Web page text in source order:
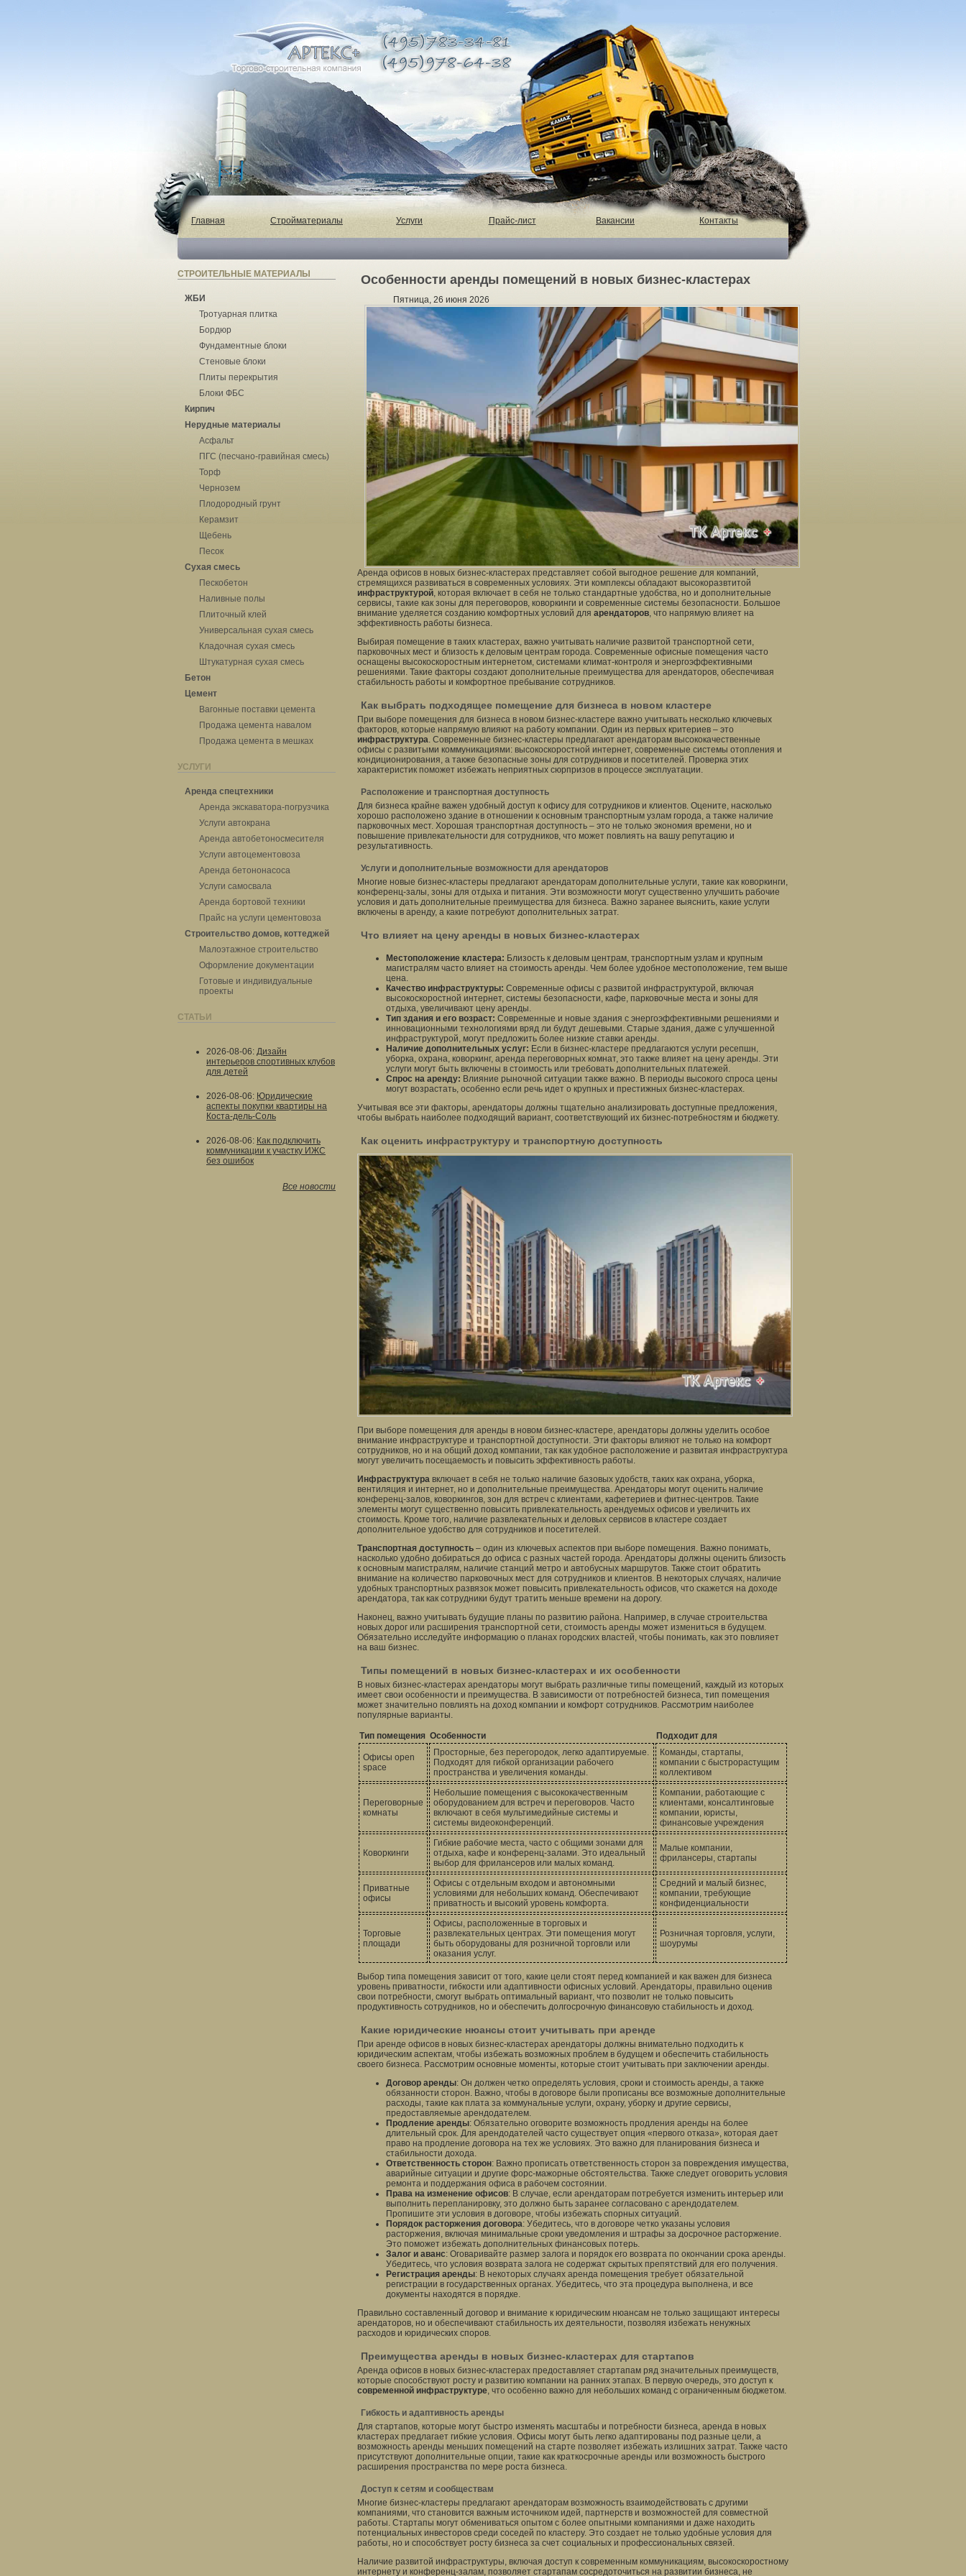
Главная Стройматериалы Услуги Прайс-лист Вакансии Контакты
СТРОИТЕЛЬНЫЕ МАТЕРИАЛЫ
ЖБИ
Тротуарная плитка
Бордюр
Фундаментные блоки
Стеновые блоки
Плиты перекрытия
Блоки ФБС
Кирпич
Нерудные материалы
Асфальт
ПГС (песчано-гравийная смесь)
Торф
Чернозем
Плодородный грунт
Керамзит
Щебень
Песок
Сухая смесь
Пескобетон
Наливные полы
Плиточный клей
Универсальная сухая смесь
Кладочная сухая смесь
Штукатурная сухая смесь
Бетон
Цемент
Вагонные поставки цемента
Продажа цемента навалом
Продажа цемента в мешках
УСЛУГИ
Аренда спецтехники
Аренда экскаватора-погрузчика
Услуги автокрана
Аренда автобетоносмесителя
Услуги автоцементовоза
Аренда бетононасоса
Услуги самосвала
Аренда бортовой техники
Прайс на услуги цементовоза
Строительство домов, коттеджей
Малоэтажное строительство
Оформление документации
Готовые и индивидуальные
проекты
СТАТЬИ
2026-08-06: Дизайн
интерьеров спортивных клубов
для детей
2026-08-06: Юридические
аспекты покупки квартиры на
Коста-дель-Соль
2026-08-06: Как подключить
коммуникации к участку ИЖС
без ошибок
Все новости
Особенности аренды помещений в новых бизнес-кластерах
Пятница, 26 июня 2026
Аренда офисов в новых бизнес-кластерах представляет собой выгодное решение для компаний,
стремящихся развиваться в современных условиях. Эти комплексы обладают высокоразвтитой
инфраструктурой, которая включает в себя не только стандартные удобства, но и дополнительные
сервисы, такие как зоны для переговоров, коворкинги и современные системы безопасности. Большое
внимание уделяется созданию комфортных условий для арендаторов, что напрямую влияет на
эффективность работы бизнеса.
Выбирая помещение в таких кластерах, важно учитывать наличие развитой транспортной сети,
парковочных мест и близость к деловым центрам города. Современные офисные помещения часто
оснащены высокоскоростным интернетом, системами климат-контроля и энергоэффективными
решениями. Такие факторы создают дополнительные преимущества для арендаторов, обеспечивая
стабильность работы и комфортное пребывание сотрудников.
Как выбрать подходящее помещение для бизнеса в новом кластере
При выборе помещения для бизнеса в новом бизнес-кластере важно учитывать несколько ключевых
факторов, которые напрямую влияют на работу компании. Один из первых критериев – это
инфраструктура. Современные бизнес-кластеры предлагают арендаторам высококачественные
офисы с развитыми коммуникациями: высокоскоростной интернет, современные системы отопления и
кондиционирования, а также безопасные зоны для сотрудников и посетителей. Проверка этих
характеристик поможет избежать неприятных сюрпризов в процессе эксплуатации.
Расположение и транспортная доступность
Для бизнеса крайне важен удобный доступ к офису для сотрудников и клиентов. Оцените, насколько
хорошо расположено здание в отношении к основным транспортным узлам города, а также наличие
парковочных мест. Хорошая транспортная доступность – это не только экономия времени, но и
повышение привлекательности для сотрудников, что может повлиять на вашу репутацию и
результативность.
Услуги и дополнительные возможности для арендаторов
Многие новые бизнес-кластеры предлагают арендаторам дополнительные услуги, такие как коворкинги,
конференц-залы, зоны для отдыха и питания. Эти возможности могут существенно улучшить рабочие
условия и дать дополнительные преимущества для бизнеса. Важно заранее выяснить, какие услуги
включены в аренду, а какие потребуют дополнительных затрат.
Что влияет на цену аренды в новых бизнес-кластерах
Местоположение кластера: Близость к деловым центрам, транспортным узлам и крупным
магистралям часто влияет на стоимость аренды. Чем более удобное местоположение, тем выше
цена.
Качество инфраструктуры: Современные офисы с развитой инфраструктурой, включая
высокоскоростной интернет, системы безопасности, кафе, парковочные места и зоны для
отдыха, увеличивают цену аренды.
Тип здания и его возраст: Современные и новые здания с энергоэффективными решениями и
инновационными технологиями вряд ли будут дешевыми. Старые здания, даже с улучшенной
инфраструктурой, могут предложить более низкие ставки аренды.
Наличие дополнительных услуг: Если в бизнес-кластере предлагаются услуги ресепшн,
уборка, охрана, коворкинг, аренда переговорных комнат, это также влияет на цену аренды. Эти
услуги могут быть включены в стоимость или требовать дополнительных платежей.
Спрос на аренду: Влияние рыночной ситуации также важно. В периоды высокого спроса цены
могут возрастать, особенно если речь идет о крупных и престижных бизнес-кластерах.
Учитывая все эти факторы, арендаторы должны тщательно анализировать доступные предложения,
чтобы выбрать наиболее подходящий вариант, соответствующий их бизнес-потребностям и бюджету.
Как оценить инфраструктуру и транспортную доступность
При выборе помещения для аренды в новом бизнес-кластере, арендаторы должны уделить особое
внимание инфраструктуре и транспортной доступности. Эти факторы влияют не только на комфорт
сотрудников, но и на общий доход компании, так как удобное расположение и развитая инфраструктура
могут увеличить посещаемость и повысить эффективность работы.
Инфраструктура включает в себя не только наличие базовых удобств, таких как охрана, уборка,
вентиляция и интернет, но и дополнительные преимущества. Арендаторы могут оценить наличие
конференц-залов, коворкингов, зон для встреч с клиентами, кафетериев и фитнес-центров. Такие
элементы могут существенно повысить привлекательность арендуемых офисов и увеличить их
стоимость. Кроме того, наличие развлекательных и деловых сервисов в кластере создает
дополнительное удобство для сотрудников и посетителей.
Транспортная доступность – один из ключевых аспектов при выборе помещения. Важно понимать,
насколько удобно добираться до офиса с разных частей города. Арендаторы должны оценить близость
к основным магистралям, наличие станций метро и автобусных маршрутов. Также стоит обратить
внимание на количество парковочных мест для сотрудников и клиентов. В некоторых случаях, наличие
удобных транспортных развязок может повысить привлекательность офисов, что скажется на доходе
арендатора, так как сотрудники будут тратить меньше времени на дорогу.
Наконец, важно учитывать будущие планы по развитию района. Например, в случае строительства
новых дорог или расширения транспортной сети, стоимость аренды может измениться в будущем.
Обязательно исследуйте информацию о планах городских властей, чтобы понимать, как это повлияет
на ваш бизнес.
Типы помещений в новых бизнес-кластерах и их особенности
В новых бизнес-кластерах арендаторы могут выбрать различные типы помещений, каждый из которых
имеет свои особенности и преимущества. В зависимости от потребностей бизнеса, тип помещения
может значительно повлиять на доход компании и комфорт сотрудников. Рассмотрим наиболее
популярные варианты.
Тип помещения Особенности Подходит для
Офисы open
space
Просторные, без перегородок, легко адаптируемые.
Подходят для гибкой организации рабочего
пространства и увеличения команды.
Команды, стартапы,
компании с быстрорастущим
коллективом
Переговорные
комнаты
Небольшие помещения с высококачественным
оборудованием для встреч и переговоров. Часто
включают в себя мультимедийные системы и
системы видеоконференций.
Компании, работающие с
клиентами, консалтинговые
компании, юристы,
финансовые учреждения
Коворкинги
Гибкие рабочие места, часто с общими зонами для
отдыха, кафе и конференц-залами. Это идеальный
выбор для фрилансеров или малых команд.
Малые компании,
фрилансеры, стартапы
Приватные
офисы
Офисы с отдельным входом и автономными
условиями для небольших команд. Обеспечивают
приватность и высокий уровень комфорта.
Средний и малый бизнес,
компании, требующие
конфиденциальности
Торговые
площади
Офисы, расположенные в торговых и
развлекательных центрах. Эти помещения могут
быть оборудованы для розничной торговли или
оказания услуг.
Розничная торговля, услуги,
шоурумы
Выбор типа помещения зависит от того, какие цели стоят перед компанией и как важен для бизнеса
уровень приватности, гибкости или адаптивности офисных условий. Арендаторы, правильно оценив
свои потребности, смогут выбрать оптимальный вариант, что позволит не только повысить
продуктивность сотрудников, но и обеспечить долгосрочную финансовую стабильность и доход.
Какие юридические нюансы стоит учитывать при аренде
При аренде офисов в новых бизнес-кластерах арендаторы должны внимательно подходить к
юридическим аспектам, чтобы избежать возможных проблем в будущем и обеспечить стабильность
своего бизнеса. Рассмотрим основные моменты, которые стоит учитывать при заключении аренды.
Договор аренды: Он должен четко определять условия, сроки и стоимость аренды, а также
обязанности сторон. Важно, чтобы в договоре были прописаны все возможные дополнительные
расходы, такие как плата за коммунальные услуги, охрану, уборку и другие сервисы,
предоставляемые арендодателем.
Продление аренды: Обязательно оговорите возможность продления аренды на более
длительный срок. Для арендодателей часто существует опция «первого отказа», которая дает
право на продление договора на тех же условиях. Это важно для планирования бизнеса и
стабильности дохода.
Ответственность сторон: Важно прописать ответственность сторон за повреждения имущества,
аварийные ситуации и другие форс-мажорные обстоятельства. Также следует оговорить условия
ремонта и поддержания офиса в рабочем состоянии.
Права на изменение офисов: В случае, если арендаторам потребуется изменить интерьер или
выполнить перепланировку, это должно быть заранее согласовано с арендодателем.
Пропишите эти условия в договоре, чтобы избежать спорных ситуаций.
Порядок расторжения договора: Убедитесь, что в договоре четко указаны условия
расторжения, включая минимальные сроки уведомления и штрафы за досрочное расторжение.
Это поможет избежать дополнительных финансовых потерь.
Залог и аванс: Оговаривайте размер залога и порядок его возврата по окончании срока аренды.
Убедитесь, что условия возврата залога не содержат скрытых препятствий для его получения.
Регистрация аренды: В некоторых случаях аренда помещения требует обязательной
регистрации в государственных органах. Убедитесь, что эта процедура выполнена, и все
документы находятся в порядке.
Правильно составленный договор и внимание к юридическим нюансам не только защищают интересы
арендаторов, но и обеспечивают стабильность их деятельности, позволяя избежать ненужных
расходов и юридических споров.
Преимущества аренды в новых бизнес-кластерах для стартапов
Аренда офисов в новых бизнес-кластерах предоставляет стартапам ряд значительных преимуществ,
которые способствуют росту и развитию компании на ранних этапах. В первую очередь, это доступ к
современной инфраструктуре, что особенно важно для небольших команд с ограниченным бюджетом.
Гибкость и адаптивность аренды
Для стартапов, которые могут быстро изменять масштабы и потребности бизнеса, аренда в новых
кластерах предлагает гибкие условия. Офисы могут быть легко адаптированы под разные цели, а
возможность аренды меньших помещений на старте позволяет избежать излишних затрат. Также часто
присутствуют дополнительные опции, такие как краткосрочные аренды или возможность быстрого
расширения пространства по мере роста бизнеса.
Доступ к сетям и сообществам
Многие бизнес-кластеры предлагают арендаторам возможность взаимодействовать с другими
компаниями, что становится важным источником идей, партнерств и возможностей для совместной
работы. Стартапы могут обмениваться опытом с более опытными компаниями и даже находить
потенциальных инвесторов среди соседей по кластеру. Это создает не только удобные условия для
работы, но и способствует росту бизнеса за счет социальных и профессиональных связей.
Наличие развитой инфраструктуры, включая доступ к современным коммуникациям, высокоскоростному
интернету и конференц-залам, позволяет стартапам сосредоточиться на развитии бизнеса, не